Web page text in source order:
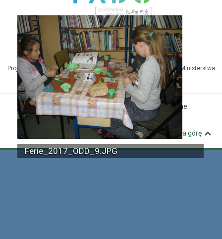
Ferie_2017_ODD_9.JPG
Projekt Kuźnia Dostępnych Stron współfinansowany ze środków Ministerstwa
Administracji i Cyfryzacji
© MBP Pyskowice. Wszystkie prawa zastrzeżone.
Kuźnia Dostępnych Stron
Wróć na górę